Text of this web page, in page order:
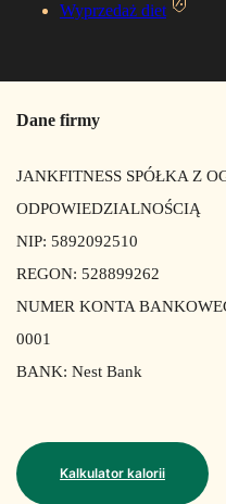
Wyprzedaż diet
Dane firmy
JANKFITNESS SPÓŁKA Z
ODPOWIEDZIALNOŚCIĄ
NIP: 5892092510
REGON: 528899262
NUMER KONTA
0001
BANK: Nest Bank
Kalkulator kalorii